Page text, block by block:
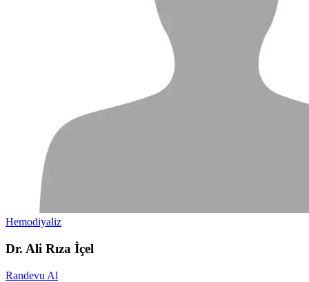
Hemodiyaliz
Dr. Ali Rıza İçel
Randevu Al